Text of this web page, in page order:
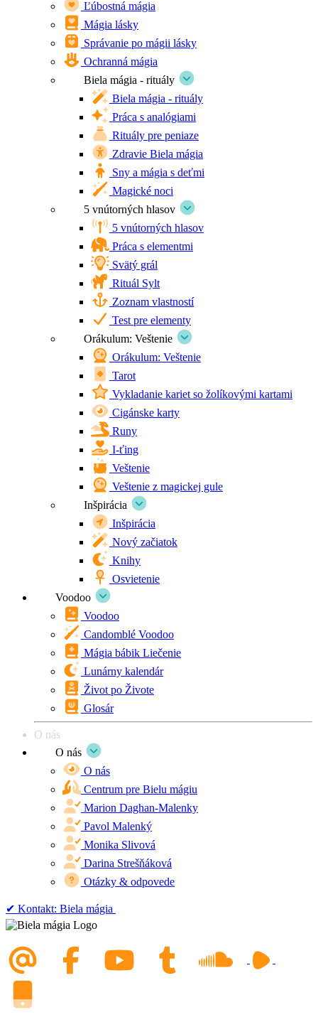
Ľúbostná mágia
Mágia lásky
Správanie po mágii lásky
Ochranná mágia
Biela mágia - rituály
Biela mágia - rituály
Práca s analógiami
Rituály pre peniaze
Zdravie Biela mágia
Sny a mágia s deťmi
Magické noci
5 vnútorných hlasov
5 vnútorných hlasov
Práca s elementmi
Svätý grál
Rituál Sylt
Zoznam vlastností
Test pre elementy
Orákulum: Veštenie
Orákulum: Veštenie
Tarot
Vykladanie kariet so žolíkovými kartami
Cigánske karty
Runy
I-ťing
Veštenie
Veštenie z magickej gule
Inšpirácia
Inšpirácia
Nový začiatok
Knihy
Osvietenie
Voodoo
Voodoo
Candomblé Voodoo
Mágia bábik Liečenie
Lunárny kalendár
Život po Živote
Glosár
O nás
O nás
O nás
Centrum pre Bielu mágiu
Marion Daghan-Malenky
Pavol Malenký
Monika Slivová
Darina Strešňáková
Otázky & odpovede
✔︎ Kontakt: Biela mágia